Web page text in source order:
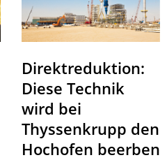
Direktreduktion:
Diese Technik
wird bei
Thyssenkrupp den
Hochofen beerben